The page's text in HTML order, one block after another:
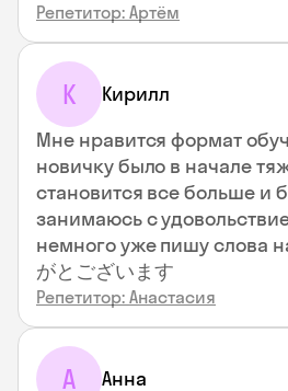
Репетитор: Артём
К Кирилл
Мне нравится формат
новичку было в начале
становится все больше и
занимаюсь с
немного уже пишу слова
がとございます
Репетитор: Анастасия
А Анна